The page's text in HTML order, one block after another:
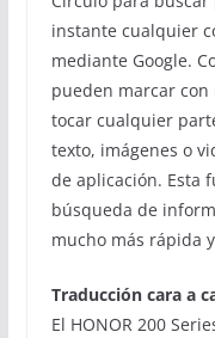
instante cualquier
mediante Google.
pueden marcar
tocar cualquier
texto, imágenes o
de aplicación. Esta
búsqueda de
mucho más rápida
Traducción cara a
El HONOR 200